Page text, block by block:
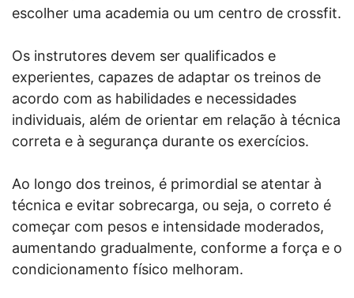
escolher uma academia ou um centro de crossfit.
Os instrutores devem ser qualificados e
experientes, capazes de adaptar os treinos de
acordo com as habilidades e necessidades
individuais, além de orientar em relação à técnica
correta e à segurança durante os exercícios.
Ao longo dos treinos, é primordial se atentar à
técnica e evitar sobrecarga, ou seja, o correto é
começar com pesos e intensidade moderados,
aumentando gradualmente, conforme a força e o
condicionamento físico melhoram.